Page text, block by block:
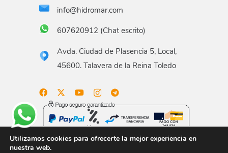
info@hidromar.com
607620912 (Chat escrito)
Avda. Ciudad de Plasencia 5, Local,
45600. Talavera de la Reina Toledo
Utilizamos cookies para ofrecerte la mejor experiencia en
nuestra web.